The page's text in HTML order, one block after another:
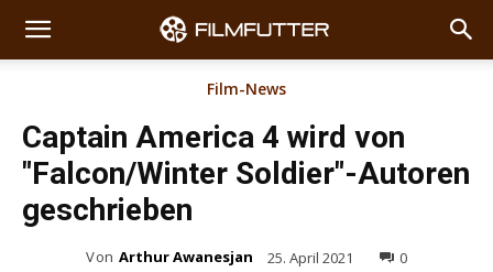
Film-News
Captain America 4 wird von
"Falcon/Winter Soldier"-Autoren
geschrieben
Von Arthur Awanesjan 25. April 2021 0